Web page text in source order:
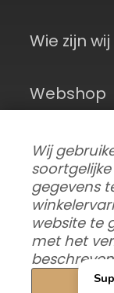
Wie zijn wij
Webshop
Wij
gegevens
website te
met het